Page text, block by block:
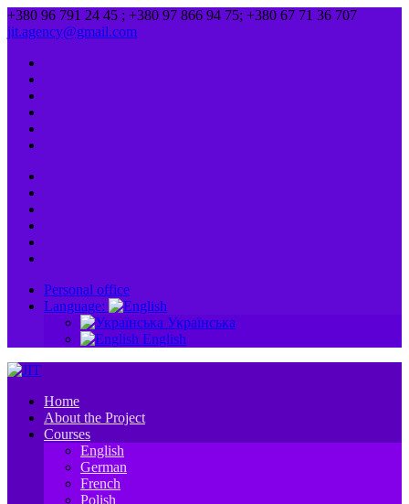
+380 96 791 24 45 ; +380 97 866 94 75; +380 67 71 36 707
jit.agency@gmail.com
Personal office
Language:
Українська
English
Home
About the Project
Courses
English
German
French
Polish